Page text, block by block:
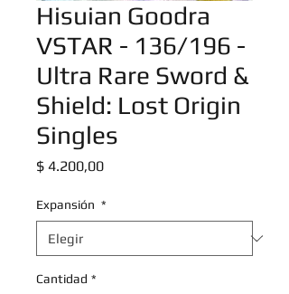
Hisuian Goodra
VSTAR - 136/196 -
Ultra Rare Sword &
Shield: Lost Origin
Singles
$ 4.200,00Precio
Expansión *
Cantidad *